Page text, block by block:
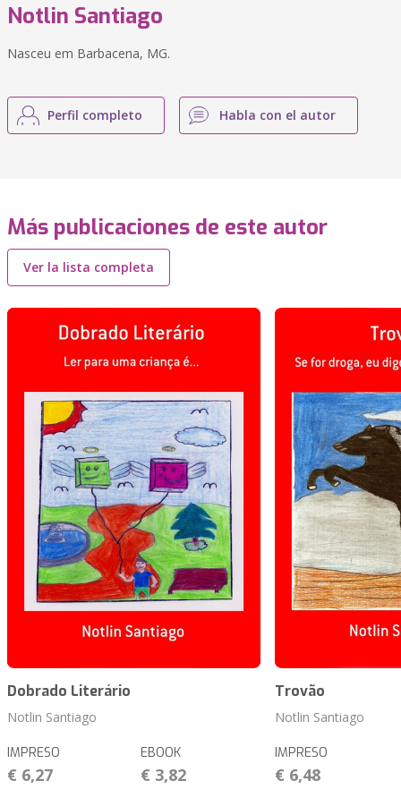
Notlin Santiago
Nasceu em Barbacena, MG.
Perfil completo Habla con el autor
Más publicaciones de este autor
Ver la lista completa
Dobrado Literário
Notlin Santiago
IMPRESO
€ 6,27
EBOOK
€ 3,82
Trovão
Notlin Santiago
IMPRESO
€ 6,48